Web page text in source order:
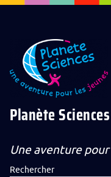
Aller au contenu de la
Aller au formulaire de
Planète
Une aventure
Rechercher